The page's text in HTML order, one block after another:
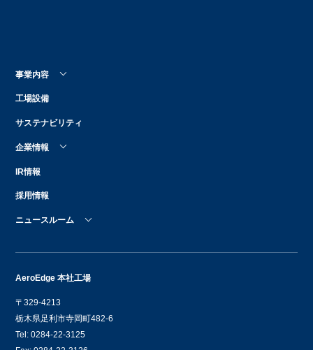
事業内容
工場設備
サステナビリティ
企業情報
IR情報
採用情報
ニュースルーム
AeroEdge 本社工場
〒329-4213
栃木県足利市寺岡町482-6
Tel: 0284-22-3125